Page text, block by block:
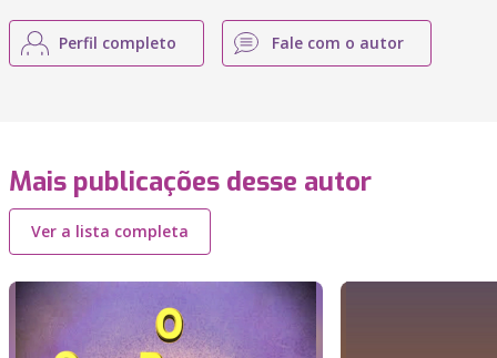
Perfil completo Fale com o autor
Mais publicações desse autor
Ver a lista completa